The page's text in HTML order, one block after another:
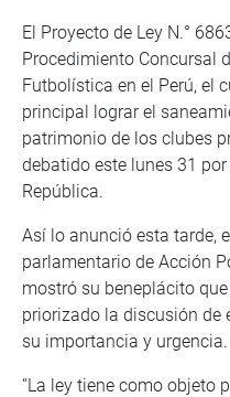
El Proyecto de Ley N.°
Procedimiento Concursal
Futbolística en el Perú, el
principal lograr el
patrimonio de los clubes
debatido este lunes 31
República.
Así lo anunció esta tarde,
parlamentario de Acción
mostró su beneplácito
priorizado la discusión de
su importancia y urgencia.
“La ley tiene como objeto